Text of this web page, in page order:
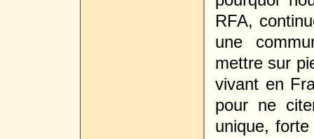
RFA,
une
mettre sur
vivant en
pour ne
unique,